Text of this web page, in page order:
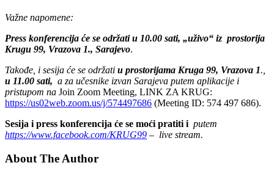
Važne napomene:
Press konferencija će se održati u 10.00 sati, „uživo“ iz prostorija
Krugu 99, Vrazova 1., Sarajevo.
Takođe, i sesija će se održati u prostorijama Kruga 99, Vrazova 1.,
u 11.00 sati, a za učesnike izvan Sarajeva putem aplikacije i
pristupom na Join Zoom Meeting, LINK ZA KRUG:
https://us02web.zoom.us/j/574497686 (Meeting ID: 574 497 686).
Sesija i press konferencija će se moći pratiti i putem
https://www.facebook.com/KRUG99 – live stream.
About The Author